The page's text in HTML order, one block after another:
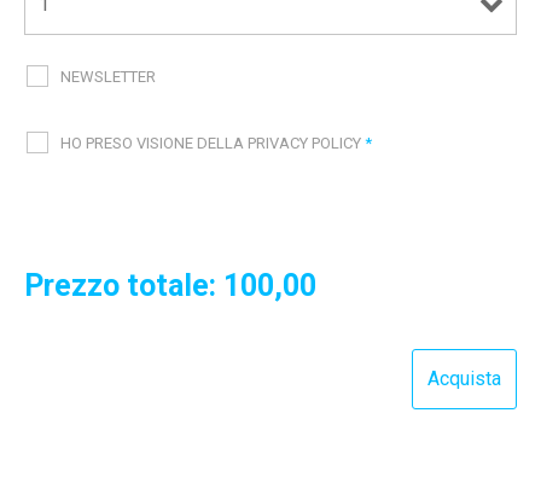
NEWSLETTER
HO PRESO VISIONE DELLA PRIVACY POLICY *
Prezzo totale: 100,00